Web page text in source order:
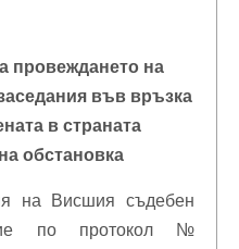
провеждането на
във връзка
в страната
обстановка
на Висшия съдебен
по протокол №